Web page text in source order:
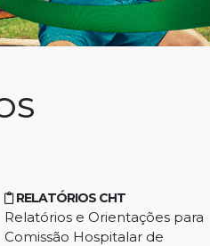
RELATÓRIOS CHT
Relatórios e Orientações para
Comissão Hospitalar de